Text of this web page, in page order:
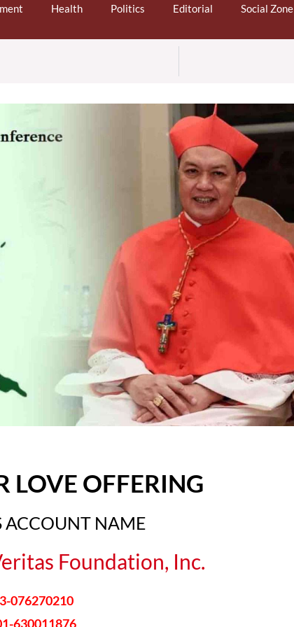
Health Politics Editorial Social Zone
LOVE OFFERING
ACCOUNT NAME
Foundation, Inc.
076270210
630011876